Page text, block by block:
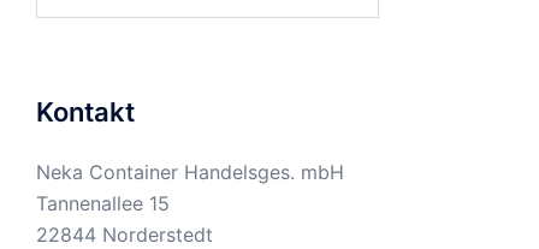
Kontakt
Neka Container Handelsges. mbH
Tannenallee 15
22844 Norderstedt